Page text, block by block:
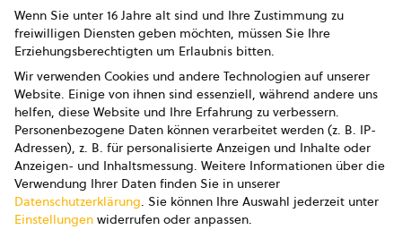
Impressum
Datenschutz
AGB
AGB Marketing GmbH
AGB Bildung
Newsletter
Wenn Sie unter 16 Jahre alt sind und Ihre Zustimmung zu
freiwilligen Diensten geben möchten, müssen Sie Ihre
Erziehungsberechtigten um Erlaubnis bitten.
Wir verwenden Cookies und andere Technologien auf unserer
Website. Einige von ihnen sind essenziell, während andere uns
helfen, diese Website und Ihre Erfahrung zu verbessern.
Personenbezogene Daten können verarbeitet werden (z. B. IP-
Adressen), z. B. für personalisierte Anzeigen und Inhalte oder
Anzeigen- und Inhaltsmessung. Weitere Informationen über die
Verwendung Ihrer Daten finden Sie in unserer
Datenschutzerklärung. Sie können Ihre Auswahl jederzeit unter
Einstellungen widerrufen oder anpassen.